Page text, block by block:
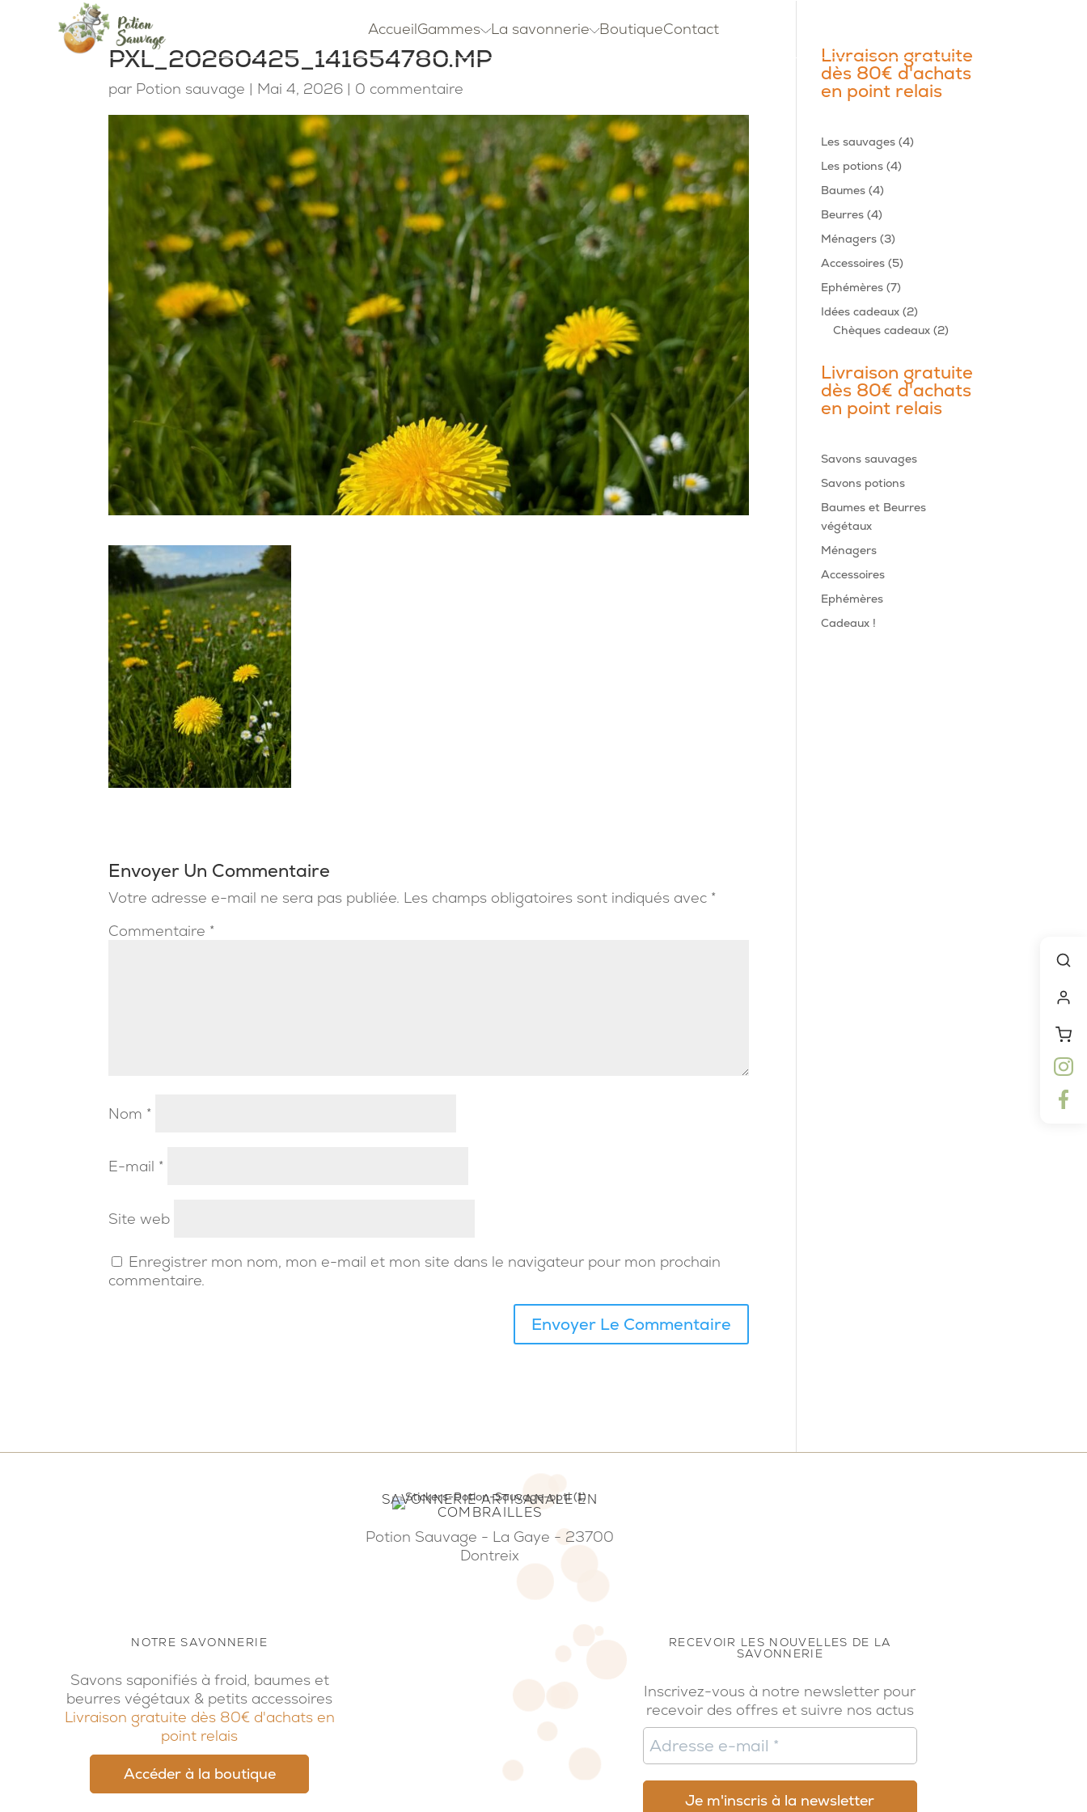
AccueilGammes La savonnerie BoutiqueContact
PXL_20260425_141654780.MP
par Potion sauvage | Mai 4, 2026 | 0 commentaire
Envoyer Un Commentaire
Votre adresse e-mail ne sera pas publiée. Les champs obligatoires sont indiqués avec *
Commentaire *
Nom *
E-mail *
Site web
Enregistrer mon nom, mon e-mail et mon site dans le navigateur pour mon prochain
commentaire.
Livraison gratuite
dès 80€ d'achats
en point relais
Les sauvages 44
Les potions 44
Baumes 44
produits
Beurres 44
produits
Ménagers 33
produits
Accessoires 55
produits
Ephémères 77
produits
Idées cadeaux 22
produits
Chèques cadeaux 22
Livraison gratuite
dès 80€ d'achats
en point relais
Savons sauvages
Savons potions
Baumes et Beurres
végétaux
Ménagers
Accessoires
Ephémères
Cadeaux !
NOTRE SAVONNERIE
Savons saponifiés à froid, baumes et
beurres végétaux & petits accessoires
Livraison gratuite dès 80€ d'achats en
point relais
Accéder à la boutique
SAVONNERIE ARTISANALE EN
COMBRAILLES
Potion Sauvage - La Gaye - 23700
Dontreix
RECEVOIR LES NOUVELLES DE LA
SAVONNERIE
Inscrivez-vous à notre newsletter pour
recevoir des offres et suivre nos actus